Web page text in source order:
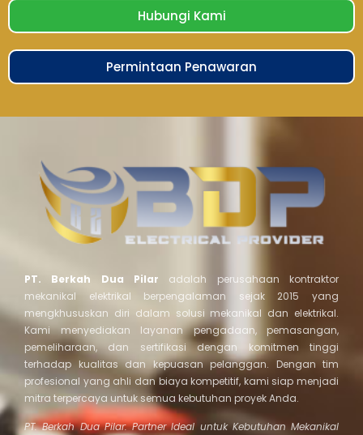
Hubungi Kami
Permintaan Penawaran
PT. Berkah Dua Pilar adalah perusahaan kontraktor
mekanikal elektrikal berpengalaman sejak 2015 yang
mengkhususkan diri dalam solusi mekanikal dan elektrikal.
Kami menyediakan layanan pengadaan, pemasangan,
pemeliharaan, dan sertifikasi dengan komitmen tinggi
terhadap kualitas dan kepuasan pelanggan. Dengan tim
profesional yang ahli dan biaya kompetitif, kami siap menjadi
mitra terpercaya untuk semua kebutuhan proyek Anda.
PT. Berkah Dua Pilar: Partner Ideal untuk Kebutuhan Mekanikal